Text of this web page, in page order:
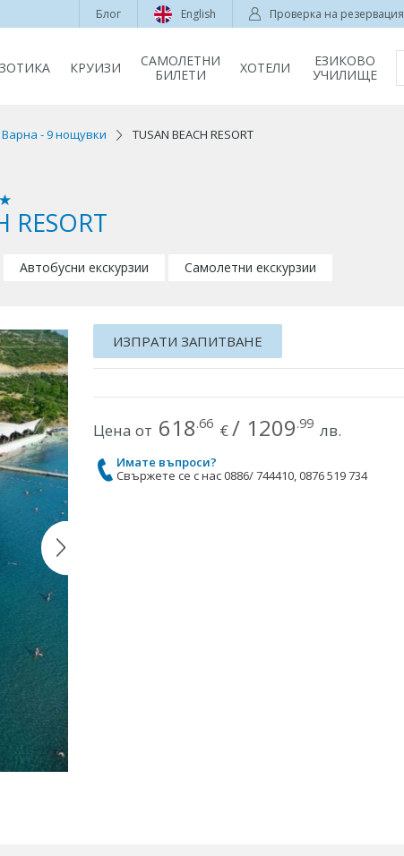
Блог English Проверка на резервация
КРУИЗИ
САМОЛЕТНИ
БИЛЕТИ
ХОТЕЛИ
ЕЗИКОВО
УЧИЛИЩЕ
- 9 нощувки TUSAN BEACH RESORT
RESORT
Автобусни екскурзии Самолетни екскурзии
ИЗПРАТИ ЗАПИТВАНЕ
Цена от 618.66 €/ 1209.99 лв.
Имате въпроси?
Свържете се с нас 0886/ 744410, 0876 519 734